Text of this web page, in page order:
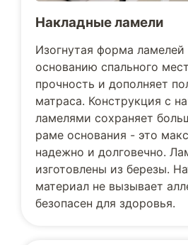
Накладные ламели
Изогнутая форма ламелей
основанию спального
прочность и дополняет
матраса. Конструкция с
ламелями сохраняет
раме основания - это
надежно и долговечно.
изготовлены из березы.
материал не вызывает
безопасен для здоровья.